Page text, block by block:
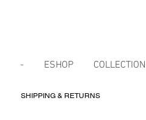
- ESHOP
SHIPPING & RETURNS